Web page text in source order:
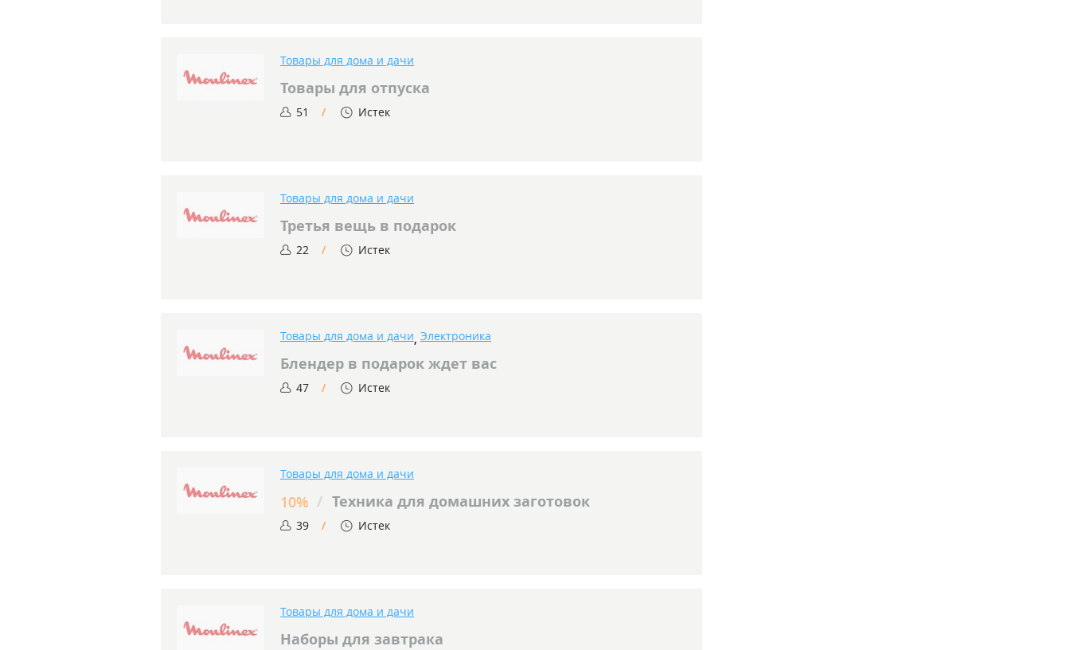
Товары для дома и дачи
Товары для отпуска
51 Истек
Товары для дома и дачи
Третья вещь в подарок
22 Истек
Товары для дома и дачи, Электроника
Блендер в подарок ждет вас
47 Истек
Товары для дома и дачи
10% / Техника для домашних заготовок
39 Истек
Товары для дома и дачи
Наборы для завтрака